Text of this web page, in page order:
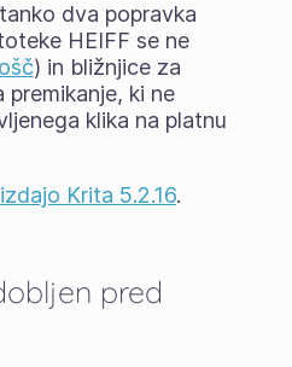
dva popravka
HEIFF se ne
) in bližnjice za
premikanje, ki ne
klika na platnu
Krita 5.2.16.
pred